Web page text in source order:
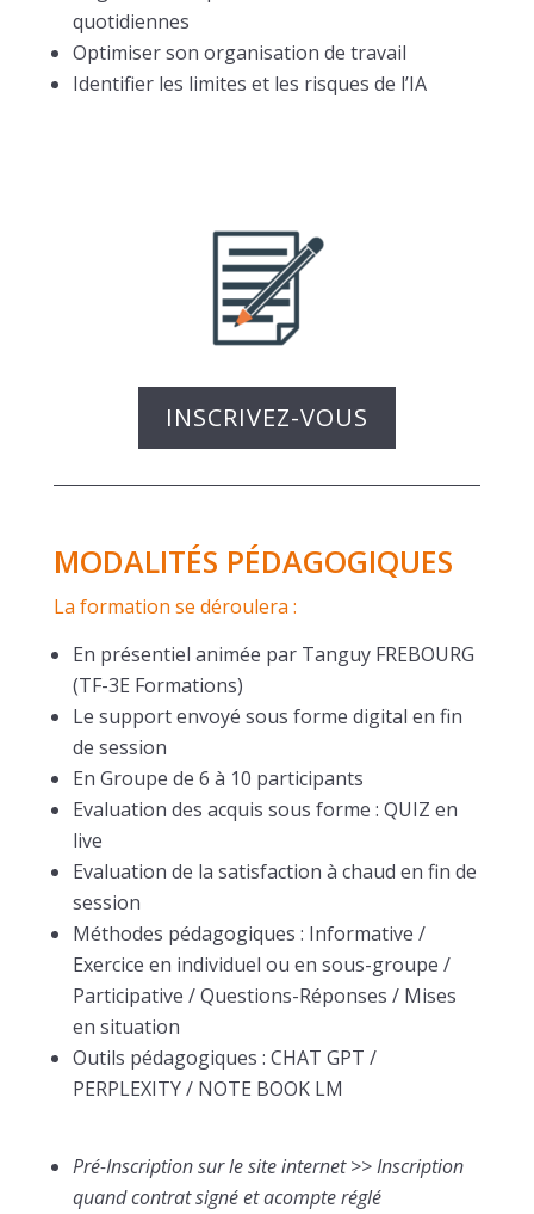
quotidiennes
Optimiser son organisation de travail
Identifier les limites et les risques de l’IA
INSCRIVEZ-VOUS
MODALITÉS PÉDAGOGIQUES
La formation se déroulera :
En présentiel animée par Tanguy FREBOURG
(TF-3E Formations)
Le support envoyé sous forme digital en fin
de session
En Groupe de 6 à 10 participants
Evaluation des acquis sous forme : QUIZ en
live
Evaluation de la satisfaction à chaud en fin de
session
Méthodes pédagogiques : Informative /
Exercice en individuel ou en sous-groupe /
Participative / Questions-Réponses / Mises
en situation
Outils pédagogiques : CHAT GPT /
PERPLEXITY / NOTE BOOK LM
Pré-Inscription sur le site internet >> Inscription
quand contrat signé et acompte réglé